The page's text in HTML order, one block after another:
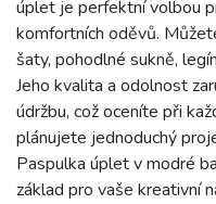
úplet je perfektní volbou
komfortních oděvů.
šaty, pohodlné sukně,
Jeho kvalita a odolnost
údržbu, což oceníte při
plánujete jednoduchý
Paspulka úplet v modré
základ pro vaše kreativní